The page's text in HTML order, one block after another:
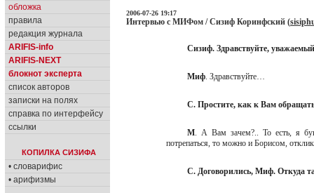
обложка
правила
редакция журнала
ARIFIS-info
ARIFIS-NEXT
блокнот эксперта
список авторов
записки на полях
справка по интерфейсу
ссылки
КОПИЛКА СИЗИФА
• словарифис
• арифизмы
2006-07-26 19:17
Интервью с МИФом / Сизиф Коринфский (
Сизиф. Здравствуйте,
Миф. Здравствуйте…
С. Простите, как к Вам
М. А Вам зачем?.. То есть, я
потрепаться, то можно и Борисом,
С. Договорились, Миф. Откуда